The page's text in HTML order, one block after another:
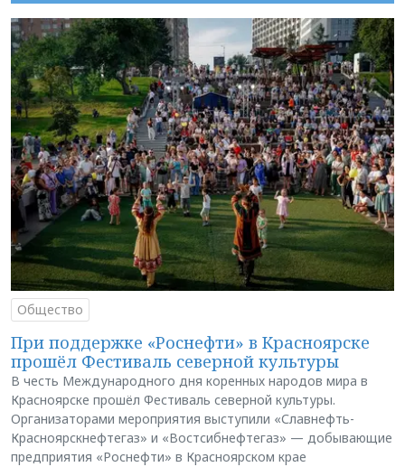
Общество
При поддержке «Роснефти» в Красноярске
прошёл Фестиваль северной культуры
В честь Международного дня коренных народов мира в
Красноярске прошёл Фестиваль северной культуры.
Организаторами мероприятия выступили «Славнефть-
Красноярскнефтегаз» и «Востсибнефтегаз» — добывающие
предприятия «Роснефти» в Красноярском крае